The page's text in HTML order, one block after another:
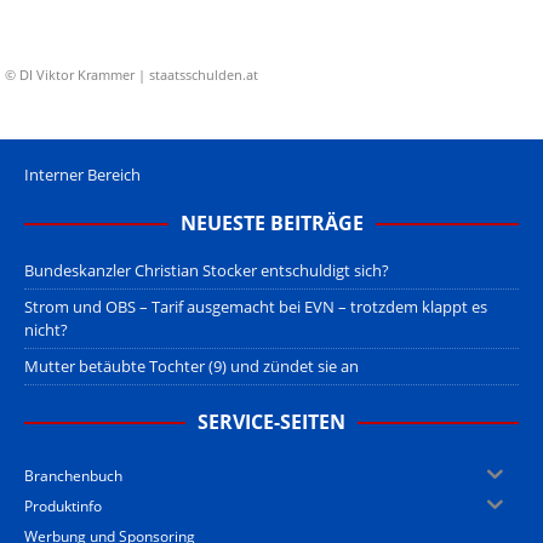
© DI Viktor Krammer | staatsschulden.at
Interner Bereich
NEUESTE BEITRÄGE
Bundeskanzler Christian Stocker entschuldigt sich?
Strom und OBS – Tarif ausgemacht bei EVN – trotzdem klappt es
nicht?
Mutter betäubte Tochter (9) und zündet sie an
SERVICE-SEITEN
Branchenbuch
Produktinfo
Werbung und Sponsoring